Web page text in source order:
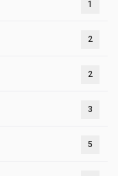
1
2
2
3
5